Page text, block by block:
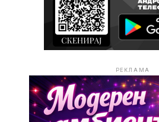
РЕКЛАМА